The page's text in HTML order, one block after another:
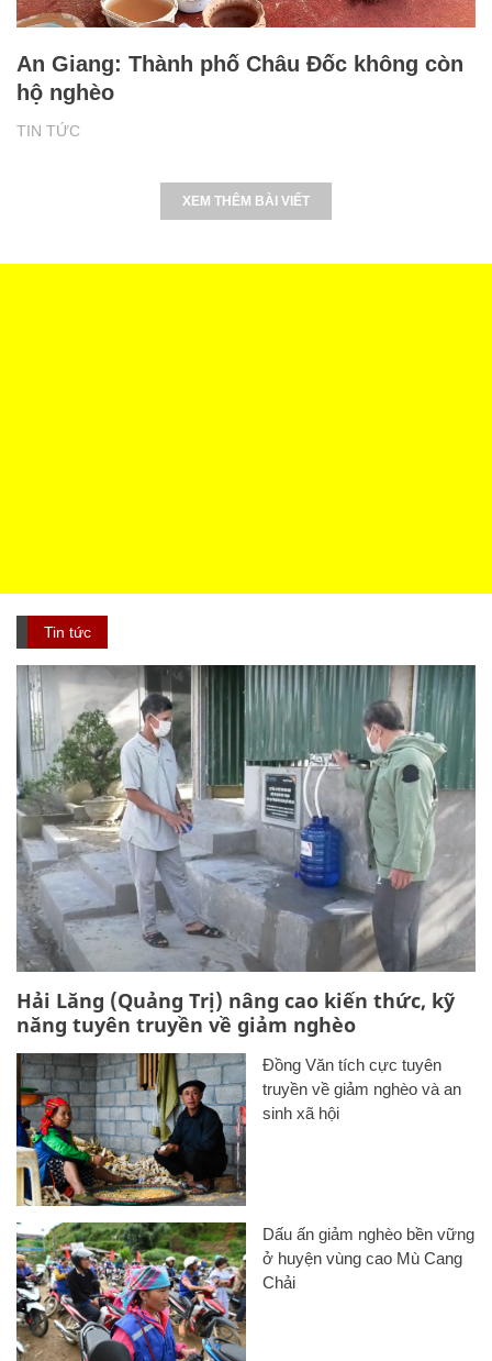
TIN TỨC
An Giang: Thành phố Châu Đốc không còn
hộ nghèo
XEM THÊM BÀI VIẾT
Tin tức
Hải Lăng (Quảng Trị) nâng cao kiến thức, kỹ
năng tuyên truyền về giảm nghèo
Đồng Văn tích cực tuyên
truyền về giảm nghèo và an
sinh xã hội
Dấu ấn giảm nghèo bền vững
ở huyện vùng cao Mù Cang
Chải